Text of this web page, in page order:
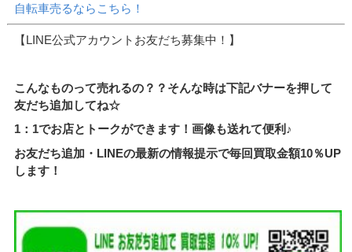
自転車売るならこちら！
【LINE公式アカウントお友だち募集中！】
こんなものって売れるの？？そんな時は下記バナーを押して
友だち追加してね☆
1：1でお店とトークができます！画像も送れて便利♪
お友だち追加・LINEの最新の情報提示で毎回買取金額10％UP
します！